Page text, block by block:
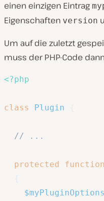
einen einzigen Eintrag
Eigenschaften version
Um auf die zuletzt
muss der PHP-Code
<?php
class Plugin
// ...
protected function